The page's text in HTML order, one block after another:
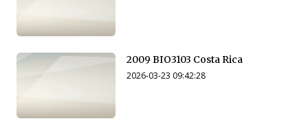
2009 BIO3103 Costa Rica
2026-03-23 09:42:28